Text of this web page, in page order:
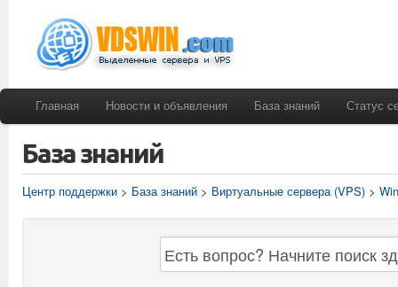
Главная Новости и объявления База знаний Статус
База знаний
Центр поддержки > База знаний > Виртуальные сервера (VPS) >